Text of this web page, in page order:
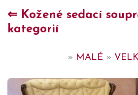
⇐ Kožené sedací
kategorií
» MALÉ »